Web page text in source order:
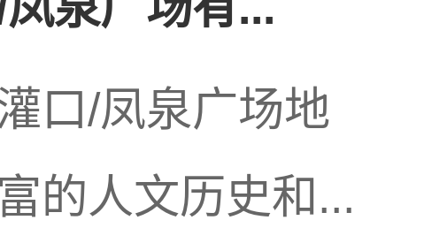
，桑拿按摩店铺在
益激烈。店铺之间
口/凤泉广场地
的人文历史和...